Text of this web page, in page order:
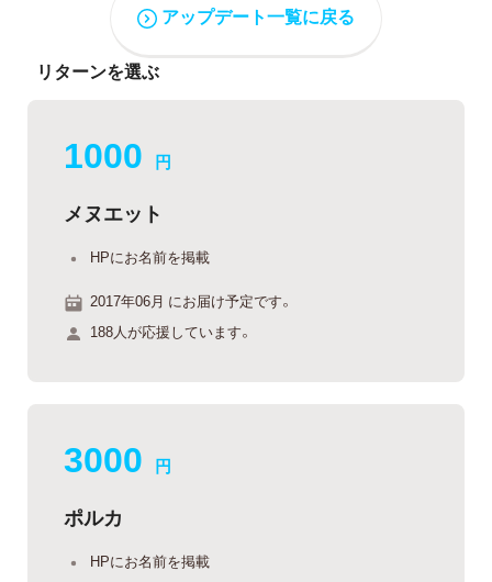
アップデート一覧に戻る
リターンを選ぶ
1000 円
メヌエット
HPにお名前を掲載
2017年06月 にお届け予定です。
188人が応援しています。
3000 円
ポルカ
HPにお名前を掲載